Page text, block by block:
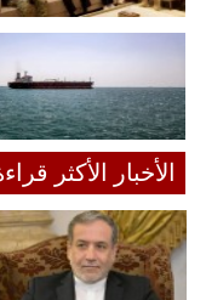
الأخبار الأكثر